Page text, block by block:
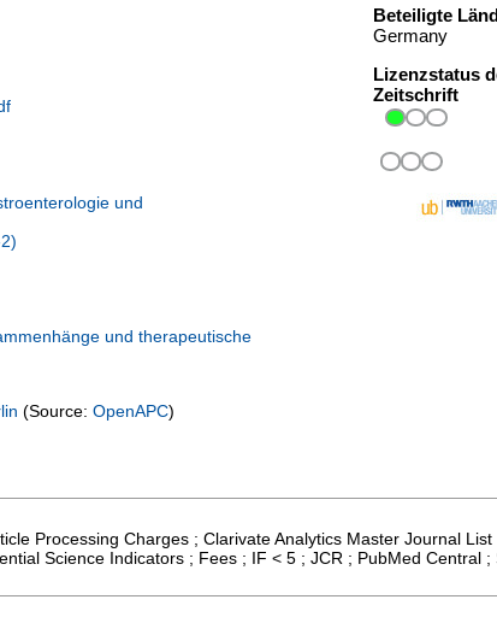
und
und therapeutische
(Source: OpenAPC)
Beteiligte
Germany
Lizenzstatus
Zeitschrift
Processing Charges ; Clarivate Analytics Master Journal List
Science Indicators ; Fees ; IF < 5 ; JCR ; PubMed Central ;